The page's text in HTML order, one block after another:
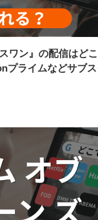
ワン』の配信はど
プライムなどサブ